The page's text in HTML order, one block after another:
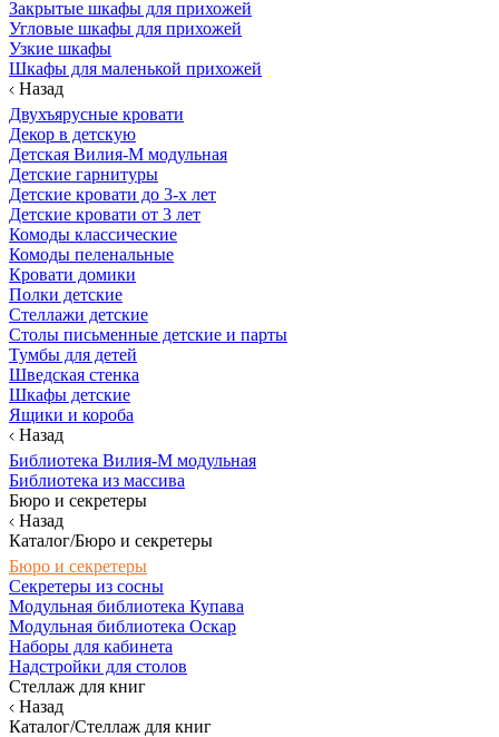
Закрытые шкафы для прихожей
Угловые шкафы для прихожей
Узкие шкафы
Шкафы для маленькой прихожей
Назад
Двухъярусные кровати
Декор в детскую
Детская Вилия-М модульная
Детские гарнитуры
Детские кровати до 3-х лет
Детские кровати от 3 лет
Комоды классические
Комоды пеленальные
Кровати домики
Полки детские
Стеллажи детские
Столы письменные детские и парты
Тумбы для детей
Шведская стенка
Шкафы детские
Ящики и короба
Назад
Библиотека Вилия-М модульная
Библиотека из массива
Бюро и секретеры
Назад
Каталог/Бюро и секретеры
Бюро и секретеры
Секретеры из сосны
Модульная библиотека Купава
Модульная библиотека Оскар
Наборы для кабинета
Надстройки для столов
Стеллаж для книг
Назад
Каталог/Стеллаж для книг